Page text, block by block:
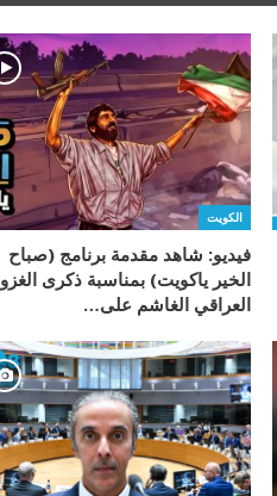
الكويت
فيديو: شاهد مقدمة برنامج (صباح
الخير ياكويت) بمناسبة ذكرى الغزو
العراقي الغاشم على…